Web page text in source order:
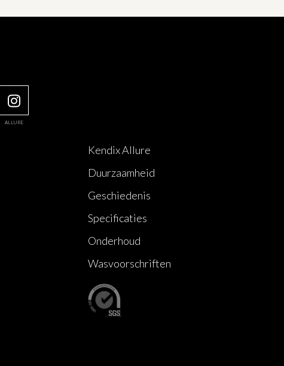
ALLURE
Kendix Allure
Duurzaamheid
Geschiedenis
Specificaties
Onderhoud
Wasvoorschriften